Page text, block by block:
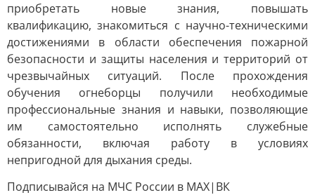
приобретать новые знания, повышать
квалификацию, знакомиться с научно-техническими
достижениями в области обеспечения пожарной
безопасности и защиты населения и территорий от
чрезвычайных ситуаций. После прохождения
обучения огнеборцы получили необходимые
профессиональные знания и навыки, позволяющие
им самостоятельно исполнять служебные
обязанности, включая работу в условиях
непригодной для дыхания среды.
Подписывайся на МЧС России в MAX|ВК